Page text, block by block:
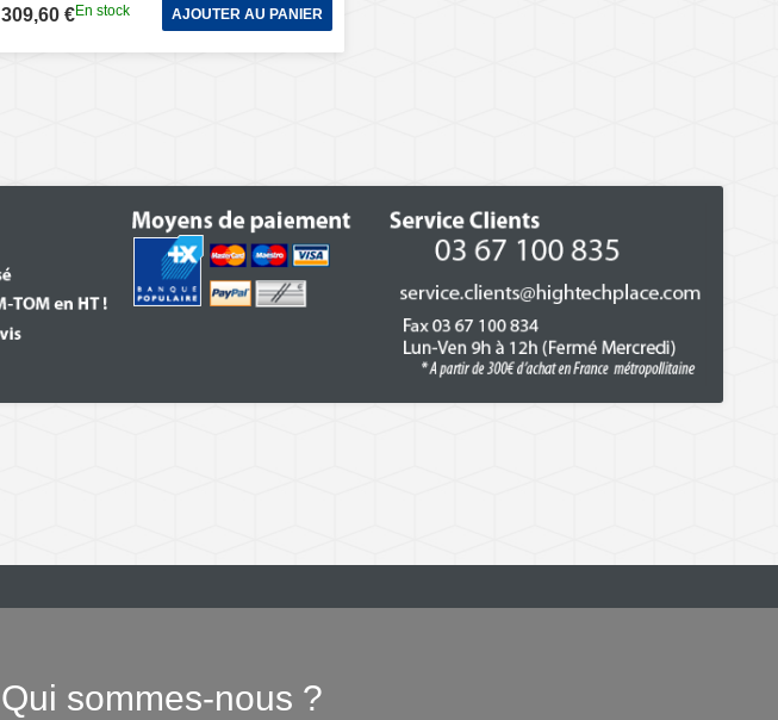
309,60 €En stock AJOUTER AU PANIER
Qui sommes-nous ?